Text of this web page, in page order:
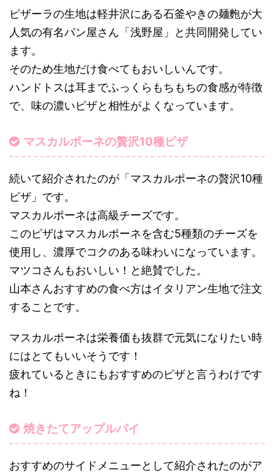
ピザーラの生地は軽井沢にある石釜やきの麺麭が大
人気の有名パン屋さん「浅野屋」と共同開発してい
ます。
そのため生地だけ食べてもおいしいんです。
ハンドトスは耳までふっくらもちもちの食感が特徴
で、味の濃いピザと相性がよくなっています。
マスカルポーネの贅沢10種ピザ
続いて紹介されたのが「マスカルポーネの贅沢10種
ピザ」です。
マスカルポーネは高級チーズです。
このピザはマスカルポーネを含む5種類のチーズを
使用し、濃厚でコクのある味わいになっています。
マツコさんもおいしい！と絶賛でした。
山本さんおすすめの食べ方はイタリアン生地で注文
することです。
マスカルポーネは栄養価も抜群で元気になりたい時
にはとてもいいそうです！
疲れているときにもおすすめのピザと言うわけです
ね！
焼きたてアップルパイ
おすすめのサイドメニューとして紹介されたのがア